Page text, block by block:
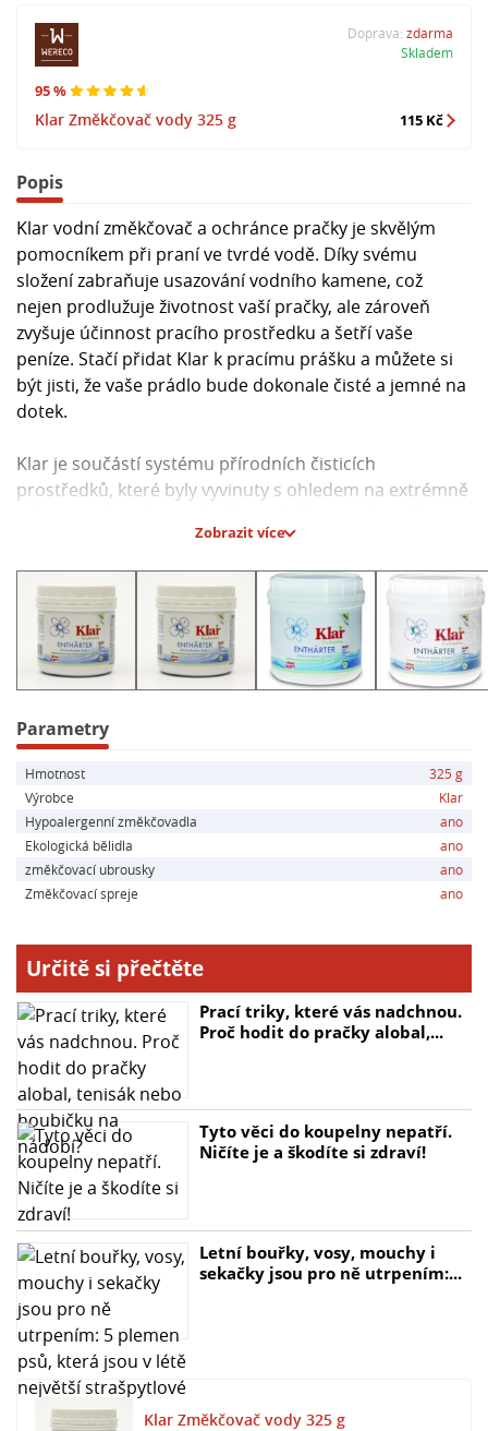
95 %
Klar Změkčovač vody 325 g
Doprava: zdarma
Skladem
115 Kč
Popis
Klar vodní změkčovač a ochránce pračky je skvělým
pomocníkem při praní ve tvrdé vodě. Díky svému
složení zabraňuje usazování vodního kamene, což
nejen prodlužuje životnost vaší pračky, ale zároveň
zvyšuje účinnost pracího prostředku a šetří vaše
peníze. Stačí přidat Klar k pracímu prášku a můžete si
být jisti, že vaše prádlo bude dokonale čisté a jemné na
dotek.
Klar je součástí systému přírodních čisticích
prostředků, které byly vyvinuty s ohledem na extrémně
neutrální výrobek bez parfemace je vhodný pro
všechny teploty a snadno ho lze kombinovat s dalšími
BIO čisticími prostředky od stejného výrobce, jako jsou
například výrobky od značky AlmaWin.
Kvalita výrobků od značky Klar je zaručena certifikátem
životnímu prostředí a zdraví uživatelů.
Hlavní parametry:
- Změkčuje vodu a zvyšuje účinek pracího prostředku
- Zabraňuje usazování vodního kamene a prodlužuje
životnost pračky
- Vhodný pro praní v tvrdé vodě a při všech teplotách
- Snadné použití – stačí přidat k pracímu prášku
- Certifikát ECOGARANTIE pro zaručenou kvalitu a
šetrnost
Zobrazit více
Parametry
Hmotnost
325 g
Výrobce
Klar
Hypoalergenní změkčovadla
ano
Ekologická bělidla
ano
změkčovací ubrousky
ano
Změkčovací spreje
ano
Určitě si přečtěte
Prací triky, které vás nadchnou.
Proč hodit do pračky alobal,...
Tyto věci do koupelny nepatří.
Ničíte je a škodíte si zdraví!
Letní bouřky, vosy, mouchy i
sekačky jsou pro ně utrpením:...
Klar Změkčovač vody 325 g